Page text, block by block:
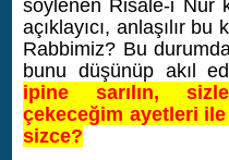
söylenen Risale-i Nur
açıklayıcı, anlaşılır
Rabbimiz? Bu
bunu düşünüp akıl
ipine sarılın,
çekeceğim ayetleri
sizce?